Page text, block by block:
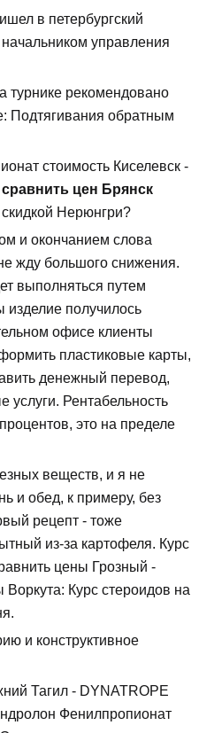
в петербургский
управления
турнике рекомендовано
Подтягивания обратным
стоимость Киселевск -
цен Брянск
Нерюнгри?
и окончанием слова
жду большого снижения.
выполняться путем
получилось
офисе клиенты
пластиковые карты,
денежный перевод,
услуги. Рентабельность
это на пределе
веществ, и я не
и обед, к примеру, без
рецепт - тоже
из-за картофеля. Курс
цены Грозный -
Курс стероидов на
и конструктивное
Тагил - DYNATROPE
Фенилпропионат